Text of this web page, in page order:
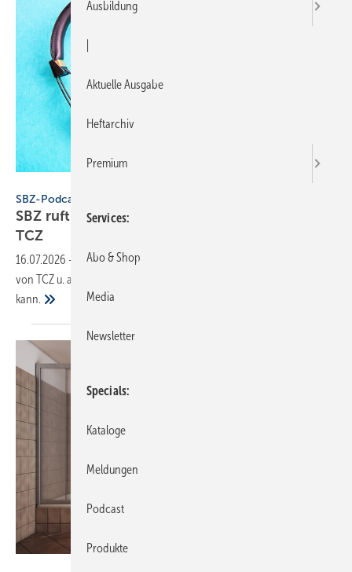
Konstantin Savusia - stock.adobe.com
SBZ-Podcast
SBZ ruft an zur Zukunft der Bad­aus­stel­lung bei
TCZ
16.07.2026 -
In dieser Folge von „SBZ ruft an“ spricht Christian Zinser
von TCZ u. a. darüber, wie weni­ger Aus­stel­lung mehr Ver­kauf be­deu­ten
kann.
Ausbildung
Aktuelle Ausgabe
Heftarchiv
Premium
Services
Abo & Shop
Media
Newsletter
Specials
Kataloge
Meldungen
Podcast
Produkte